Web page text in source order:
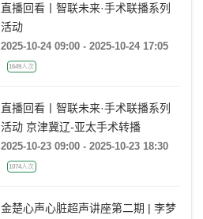
直播回看丨智联未来·手术联播系列
活动
2025-10-24 09:00 - 2025-10-24 17:05
1649人次
直播回看丨智联未来·手术联播系列
活动 京津冀辽-亚太手术转播
2025-10-23 09:00 - 2025-10-23 18:30
1074人次
金楚心声心脏超声讲座第二期 | 李梦